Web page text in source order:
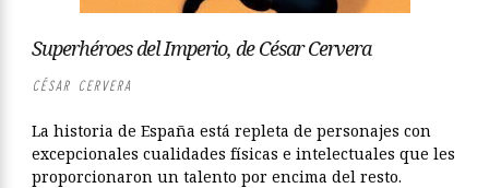
Superhéroes del Imperio, de César Cervera
CÉSAR CERVERA
La historia de España está repleta de personajes con
excepcionales cualidades físicas e intelectuales que les
proporcionaron un talento por encima del resto.